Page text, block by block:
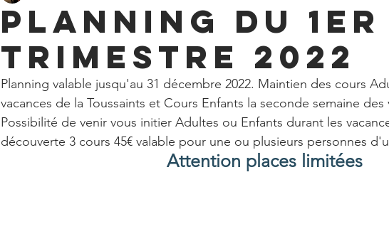
PLANNING DU 1ER
TRIMESTRE 2022
Planning valable jusqu'au 31 décembre 2022. Maintien des cours
vacances de la Toussaints et Cours Enfants la seconde semaine des
Possibilité de venir vous initier Adultes ou Enfants durant les
découverte 3 cours 45€ valable pour une ou plusieurs personnes
Attention places limitées